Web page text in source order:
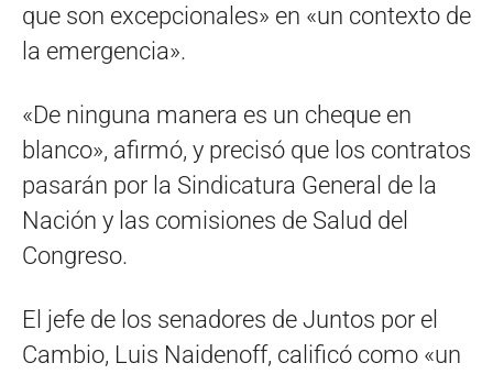
que son excepcionales» en «un contexto de
la emergencia».
«De ninguna manera es un cheque en
blanco», afirmó, y precisó que los contratos
pasarán por la Sindicatura General de la
Nación y las comisiones de Salud del
Congreso.
El jefe de los senadores de Juntos por el
Cambio, Luis Naidenoff, calificó como «un